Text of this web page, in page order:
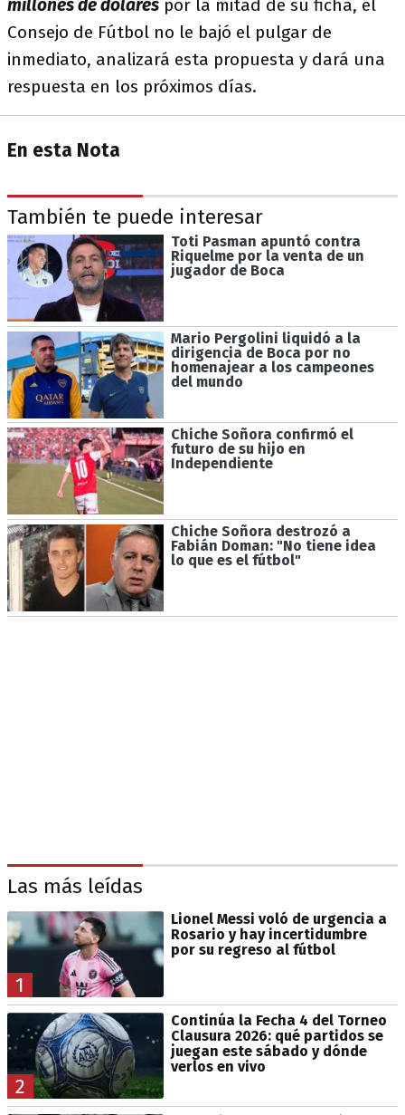
millones de dólares por la mitad de su ficha, el
Consejo de Fútbol no le bajó el pulgar de
inmediato, analizará esta propuesta y dará una
respuesta en los próximos días.
En esta Nota
También te puede interesar
Toti Pasman apuntó contra
Riquelme por la venta de un
jugador de Boca
Mario Pergolini liquidó a la
dirigencia de Boca por no
homenajear a los campeones
del mundo
Chiche Soñora confirmó el
futuro de su hijo en
Independiente
Chiche Soñora destrozó a
Fabián Doman: "No tiene idea
lo que es el fútbol"
Las más leídas
1
Lionel Messi voló de urgencia a
Rosario y hay incertidumbre
por su regreso al fútbol
2
Continúa la Fecha 4 del Torneo
Clausura 2026: qué partidos se
juegan este sábado y dónde
verlos en vivo